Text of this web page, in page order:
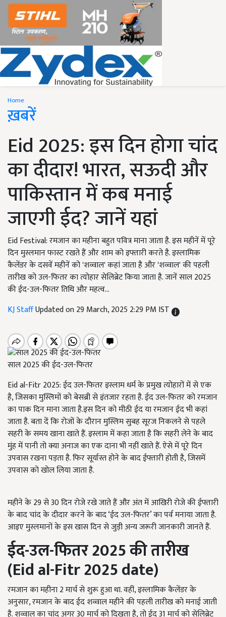
Home
ख़बरें
Eid 2025: इस दिन होगा चांद
का दीदार! भारत, सऊदी और
पाकिस्तान में कब मनाई
जाएगी ईद? जानें यहां
Eid Festival: रमजान का महीना बहुत पवित्र माना जाता है. इस महीनें में पूरे
दिन मुस्लमान फास्ट रखते हैं और शाम को इफ्तारी करते है. इस्लामिक
कैलेंडर के दसवें महीनें को 'शव्वाल' कहां जाता है और 'शव्वाल' की पहली
तारीख को उल-फितर का त्योहार सेलिब्रेट किया जाता है. जानें साल 2025
की ईद-उल-फितर तिथि और महत्व...
KJ StaffUpdated on 29 March, 2025 2:29 PM IST
साल 2025 की ईद-उल-फितर
Eid al-Fitr 2025: ईद उल-फितर इस्लाम धर्म के प्रमुख त्योहारों में से एक
है, जिसका मुस्लिमों को बेसब्री से इंतजार रहता है. ईद उल-फितर को रमजान
का पाक दिन माना जाता है.इस दिन को मीठी ईद या रमजान ईद भी कहां
जाता है. बता दें कि रोजों के दौरान मुस्लिम सुबह सूरज निकलने से पहले
सहरी के समय खाना खाते हैं. इस्लाम में कहा जाता है कि सहरी लेने के बाद
मुंह में पानी तो क्या अनाज का एक दाना भी नहीं खाते हैं. ऐसे में पूरे दिन
उपवास रखना पड़ता है. फिर सूर्यास्त होने के बाद ईफ्तारी होती है, जिसमें
उपवास को खोल लिया जाता है.
महीने के 29 से 30 दिन रोजे रखे जाते हैं और अंत में आखिरी रोजे की ईफ्तारी
के बाद चांद के दीदार करने के बाद ‘ईद उल-फितर’ का पर्व मनाया जाता है.
आइए मुस्लमानों के इस खास दिन से जुड़ी अन्य जरूरी जानकारी जानते हैं.
ईद-उल-फितर 2025की तारीख
(Eid al-Fitr2025date)
रमजान का महीना 2 मार्च से शुरू हुआ था. वहीं, इस्लामिक कैलेंडर के
अनुसार, रमजान के बाद ईद शव्वाल महीने की पहली तारीख को मनाई जाती